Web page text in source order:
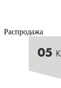
Распродажа